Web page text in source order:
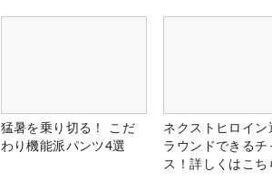
猛暑を乗り切る！ こだ
わり機能派パンツ4選
ネクストヒロイン
ラウンドできるチ
ス！詳しくはこち